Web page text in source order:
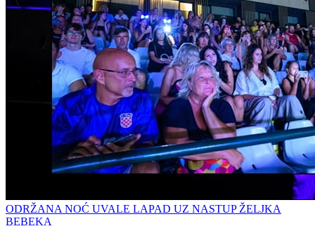
ODRŽANA NOĆ UVALE LAPAD UZ NASTUP ŽELJKA
BEBEKA